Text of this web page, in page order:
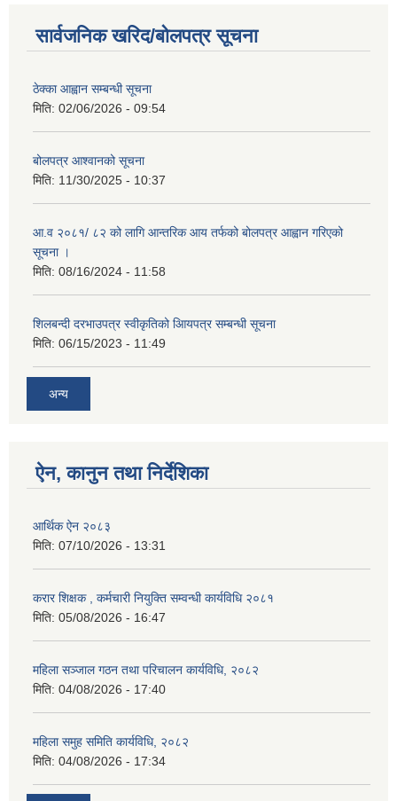
सार्वजनिक खरिद/बोलपत्र सूचना
ठेक्का आह्वान सम्बन्धी सूचना
मिति: 02/06/2026 - 09:54
बोलपत्र आश्वानको सूचना
मिति: 11/30/2025 - 10:37
आ.व २०८१/ ८२ को लागि आन्तरिक आय तर्फको बोलपत्र आह्वान गरिएको
सूचना ।
मिति: 08/16/2024 - 11:58
शिलबन्दी दरभाउपत्र स्वीकृतिको आियपत्र सम्बन्धी सूचना
मिति: 06/15/2023 - 11:49
अन्य
ऐन, कानुन तथा निर्देशिका
आर्थिक ऐन २०८३
मिति: 07/10/2026 - 13:31
करार शिक्षक , कर्मचारी नियुक्ति सम्वन्धी कार्यविधि २०८१
मिति: 05/08/2026 - 16:47
महिला सञ्जाल गठन तथा परिचालन कार्यविधि, २०८२
मिति: 04/08/2026 - 17:40
महिला समुह समिति कार्यविधि, २०८२
मिति: 04/08/2026 - 17:34